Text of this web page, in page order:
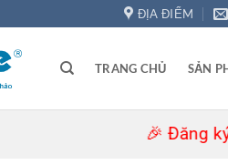
ĐỊA ĐIỂM
TRANG CHỦ SẢN
🎉 Đăng ký